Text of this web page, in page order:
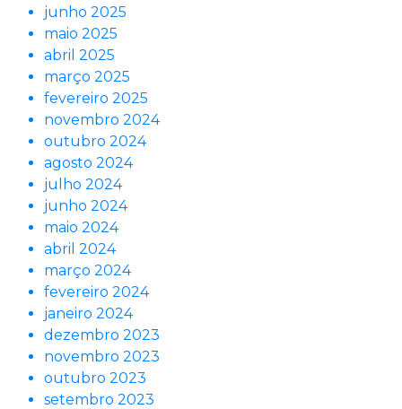
junho 2025
maio 2025
abril 2025
março 2025
fevereiro 2025
novembro 2024
outubro 2024
agosto 2024
julho 2024
junho 2024
maio 2024
abril 2024
março 2024
fevereiro 2024
janeiro 2024
dezembro 2023
novembro 2023
outubro 2023
setembro 2023